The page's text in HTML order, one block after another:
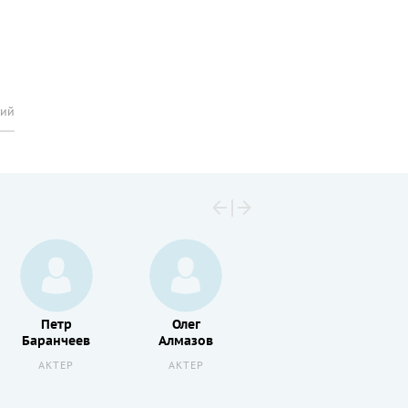
Петр
Баранчеев
АКТЕР
Олег
Алмазов
АКТЕР